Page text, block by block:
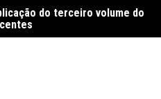
do terceiro volume do